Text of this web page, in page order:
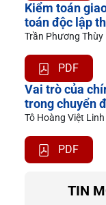
Kiểm toán
toán độc lập
Trần Phương Thùy
PDF
Vai trò của
trong chuyển
Tô Hoàng Việt Linh
PDF
TIN